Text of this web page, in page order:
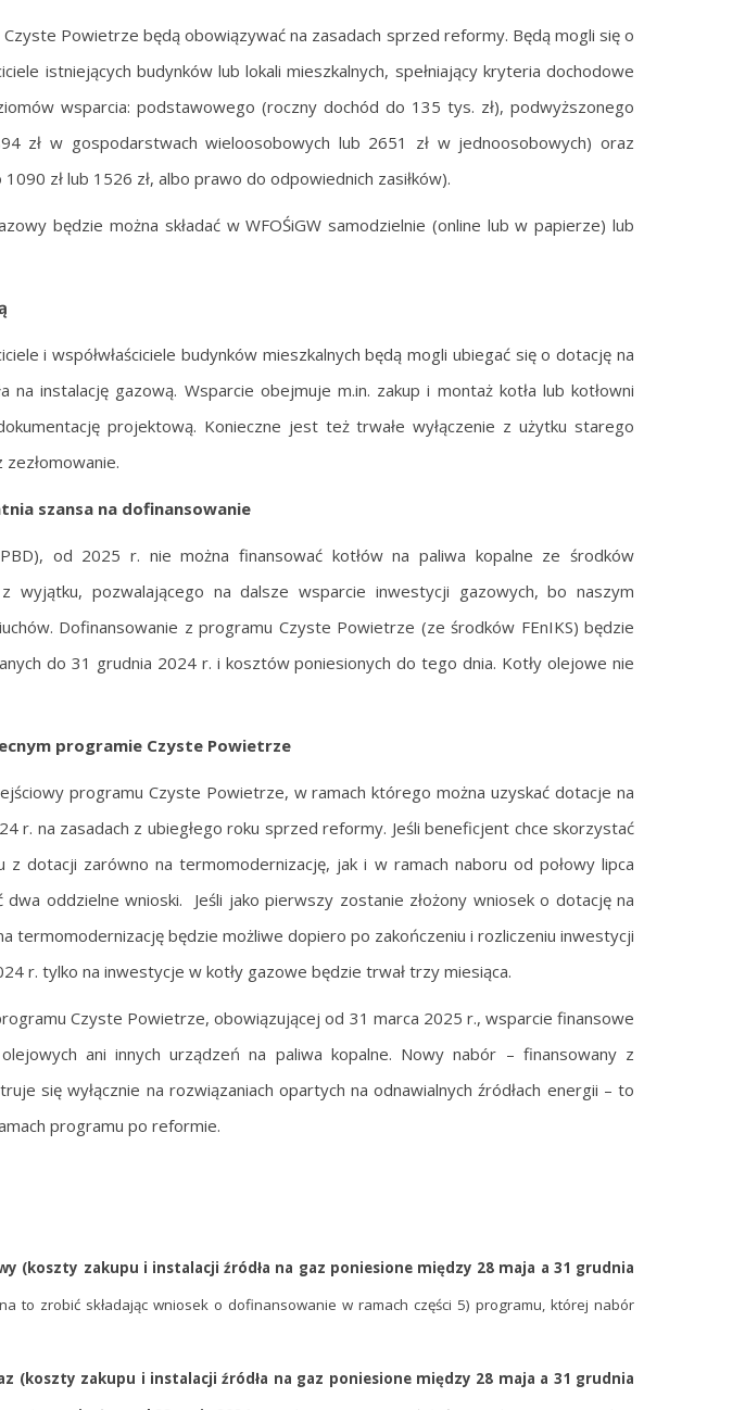
Powietrze będą obowiązywać na zasadach sprzed reformy. Będą mogli się o
istniejących budynków lub lokali mieszkalnych, spełniający kryteria dochodowe
wsparcia: podstawowego (roczny dochód do 135 tys. zł), podwyższonego
zł w gospodarstwach wieloosobowych lub 2651 zł w jednoosobowych) oraz
zł lub 1526 zł, albo prawo do odpowiednich zasiłków).
będzie można składać w WFOŚiGW samodzielnie (online lub w papierze) lub
i współwłaściciele budynków mieszkalnych będą mogli ubiegać się o dotację na
na instalację gazową. Wsparcie obejmuje m.in. zakup i montaż kotła lub kotłowni
projektową. Konieczne jest też trwałe wyłączenie z użytku starego
zezłomowanie.
szansa na dofinansowanie
od 2025 r. nie można finansować kotłów na paliwa kopalne ze środków
wyjątku, pozwalającego na dalsze wsparcie inwestycji gazowych, bo naszym
Dofinansowanie z programu Czyste Powietrze (ze środków FEnIKS) będzie
do 31 grudnia 2024 r. i kosztów poniesionych do tego dnia. Kotły olejowe nie
programie Czyste Powietrze
programu Czyste Powietrze, w ramach którego można uzyskać dotacje na
r. na zasadach z ubiegłego roku sprzed reformy. Jeśli beneficjent chce skorzystać
dotacji zarówno na termomodernizację, jak i w ramach naboru od połowy lipca
dwa oddzielne wnioski. Jeśli jako pierwszy zostanie złożony wniosek o dotację na
termomodernizację będzie możliwe dopiero po zakończeniu i rozliczeniu inwestycji
r. tylko na inwestycje w kotły gazowe będzie trwał trzy miesiąca.
Czyste Powietrze, obowiązującej od 31 marca 2025 r., wsparcie finansowe
ani innych urządzeń na paliwa kopalne. Nowy nabór – finansowany z
się wyłącznie na rozwiązaniach opartych na odnawialnych źródłach energii – to
programu po reformie.
(koszty zakupu i instalacji źródła na gaz poniesione między 28 maja a 31 grudnia
to zrobić składając wniosek o dofinansowanie w ramach części 5) programu, której nabór
(koszty zakupu i instalacji źródła na gaz poniesione między 28 maja a 31 grudnia